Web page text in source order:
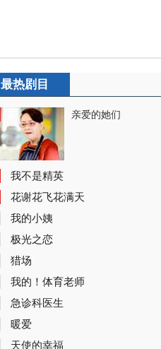
最热剧目
亲爱的她们
我不是精英
花谢花飞花满天
我的小姨
极光之恋
猎场
我的！体育老师
急诊科医生
暖爱
天使的幸福